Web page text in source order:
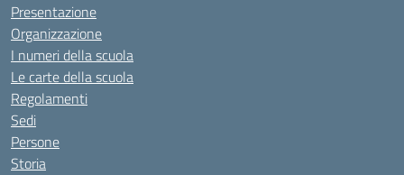
Presentazione
Organizzazione
I numeri della scuola
Le carte della scuola
Regolamenti
Sedi
Persone
Storia